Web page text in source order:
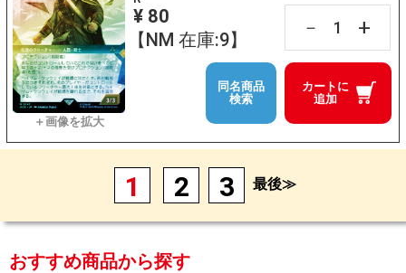
¥ 80
【NM 在庫:9】
－ +
カートに
追加
同名商品
検索
1 2 3 最後≫
おすすめ商品から探す